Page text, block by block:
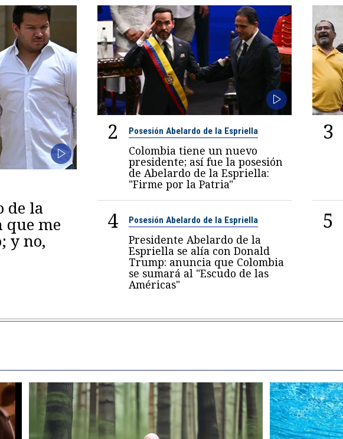
de la
que me
y no,
2 Posesión Abelardo de la Espriella
Colombia tiene un nuevo
presidente; así fue la posesión
de Abelardo de la Espriella:
"Firme por la Patria"
3
4 Posesión Abelardo de la Espriella
Presidente Abelardo de la
Espriella se alía con Donald
Trump: anuncia que Colombia
se sumará al "Escudo de las
Américas"
5